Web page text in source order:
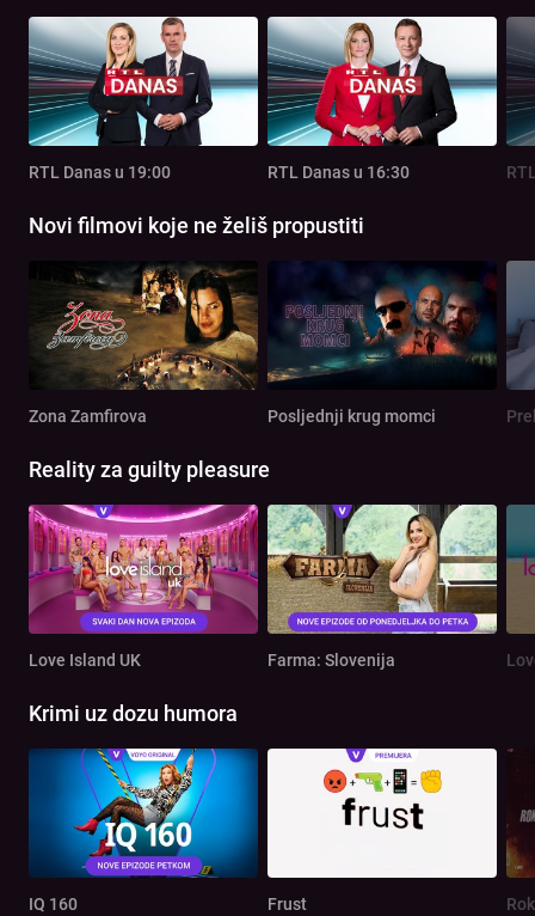
RTL Danas u 19:00 RTL Danas u 16:30
Novi filmovi koje ne želiš propustiti
Zona Zamfirova Posljednji krug momci
Reality za guilty pleasure
Love Island UK Farma: Slovenija
Krimi uz dozu humora
IQ 160 Frust